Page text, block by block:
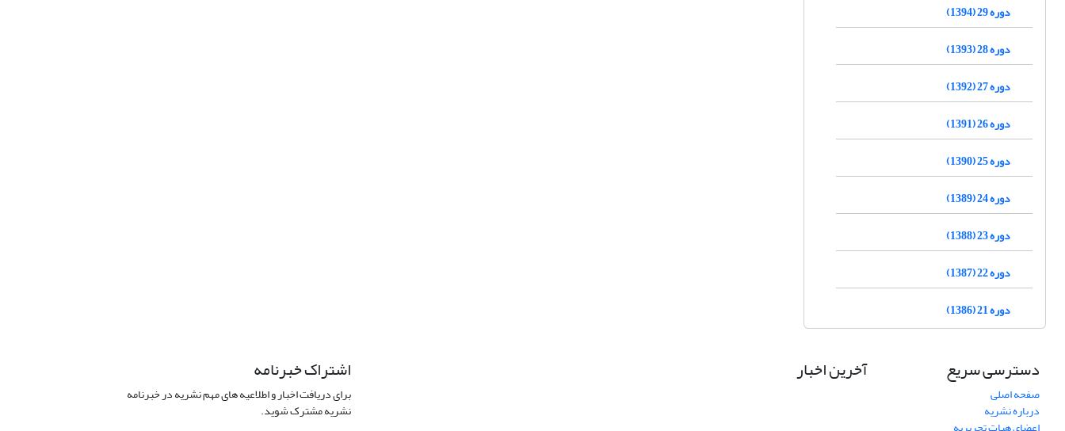
دوره 29 (1394)
دوره 28 (1393)
دوره 27 (1392)
دوره 26 (1391)
دوره 25 (1390)
دوره 24 (1389)
دوره 23 (1388)
دوره 22 (1387)
دوره 21 (1386)
دسترسی سریع
صفحه اصلی
درباره نشریه
آخرین اخبار اشتراک خبرنامه
برای دریافت اخبار و اطلاعیه های مهم نشریه در خبرنامه
نشریه مشترک شوید.